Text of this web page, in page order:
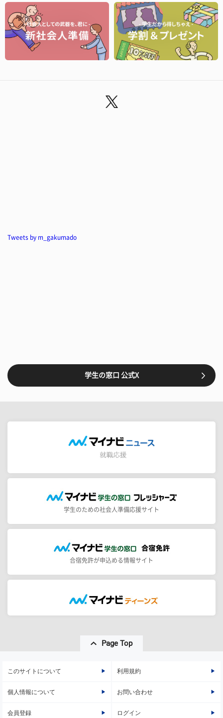
Tweets by m_gakumado
学生の窓口 公式X
学生のための社会人準備応援サイト
合宿免許が申込める情報サイト
Page Top
このサイトについて 利用規約
個人情報について お問い合わせ
会員登録 ログイン